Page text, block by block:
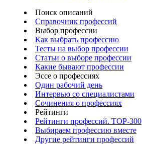
Поиск описаний
Справочник профессий
Выбор профессии
Как выбрать профессию
Тесты на выбор профессии
Статьи о выборе профессии
Какие бывают профессии
Эссе о профессиях
Один рабочий день
Интервью со специалистами
Сочинения о профессиях
Рейтинги
Рейтинги профессий. TOP-300
Выбираем профессию вместе
Другие рейтинги профессий